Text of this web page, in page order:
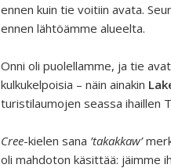
ennen kuin tie voitiin avata.
ennen lähtöämme alueelta.
Onni oli puolellamme, ja tie
kulkukelpoisia – näin ainakin
turistilaumojen seassa ihaillen
Cree-kielen sana ’takakkaw’
oli mahdoton käsittää: jäimme